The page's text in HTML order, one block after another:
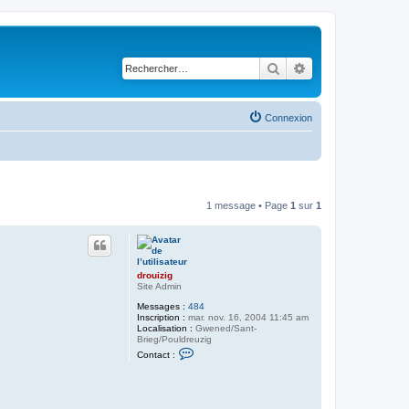
Rechercher
Connexion
1 message • Page 1 sur 1
drouizig
Site Admin
Messages : 484
Inscription : mar. nov. 16, 2004 11:45 am
Localisation : Gwened/Sant-
Brieg/Pouldreuzig
Contact :